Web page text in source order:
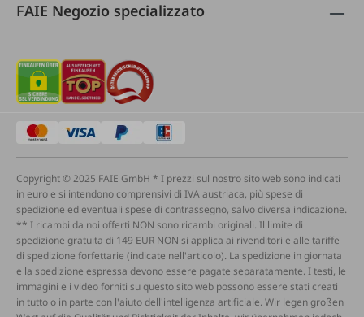
FAIE Negozio specializzato
Copyright © 2025 FAIE GmbH * I prezzi sul nostro sito web sono indicati
in euro e si intendono comprensivi di IVA austriaca, più spese di
spedizione ed eventuali spese di contrassegno, salvo diversa indicazione.
** I ricambi da noi offerti NON sono ricambi originali. Il limite di
spedizione gratuita di 149 EUR NON si applica ai rivenditori e alle tariffe
di spedizione forfettarie (indicate nell'articolo). La spedizione in giornata
e la spedizione espressa devono essere pagate separatamente. I testi, le
immagini e i video forniti su questo sito web possono essere stati creati
in tutto o in parte con l'aiuto dell'intelligenza artificiale. Wir legen großen